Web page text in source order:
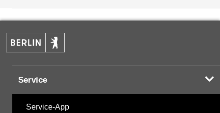
Service
Service-App